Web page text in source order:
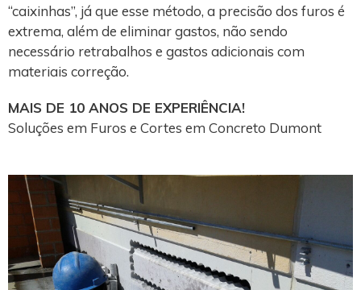
“caixinhas”, já que esse método, a precisão dos furos é
extrema, além de eliminar gastos, não sendo
necessário retrabalhos e gastos adicionais com
materiais correção.
MAIS DE 10 ANOS DE EXPERIÊNCIA!
Soluções em Furos e Cortes em Concreto Dumont